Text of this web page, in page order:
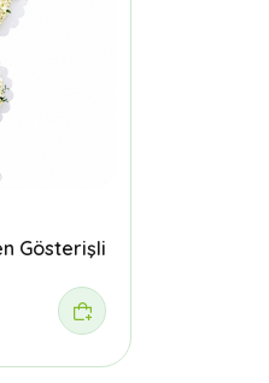
Gösterişli